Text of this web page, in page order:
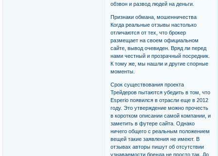
обзвон и развод людей на деньги.
Признаки обмана, мошенничества
Когда реальные отзывы настолько
отличаются от тех, что брокер
размещает на своем официальном
сайте, вывод очевиден. Вряд ли перед
нами честный и прозрачный посредник.
К тому же, мы нашли и другие спорные
моменты.
Срок существования проекта
Трейдеров пытаются убедить в том, что
Esperio появился в отрасли еще в 2012
году. Это утверждение можно прочесть
в коротком описании самой компании, и
заметить в футере сайта. Однако
ничего общего с реальным положением
вещей такие заявления не имеют. В
отзывах авторы пишут об отсутствии
узнаваемости бренда не просто так. До